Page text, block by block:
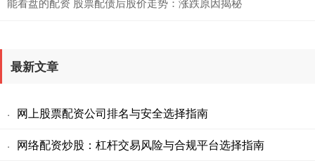
最新文章
· 网上股票配资公司排名与安全选择指南
· 网络配资炒股：杠杆交易风险与合规平台选择指南